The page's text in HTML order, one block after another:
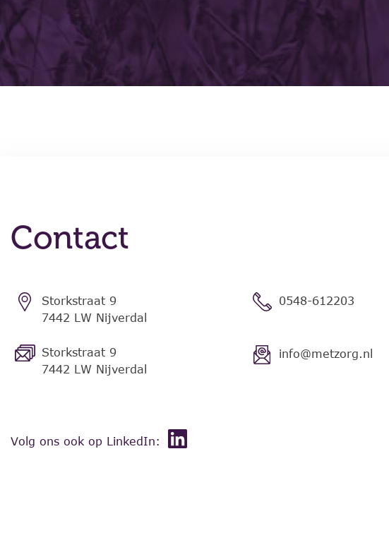
Contact
Storkstraat 9
7442 LW Nijverdal
Storkstraat 9
7442 LW Nijverdal
0548-612203
info@metzorg.nl
Volg ons ook op LinkedIn: